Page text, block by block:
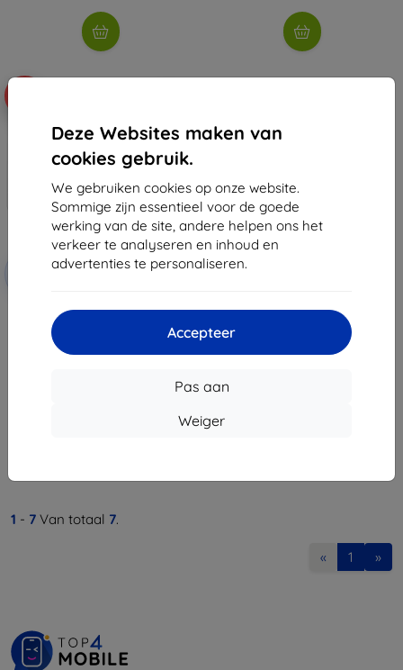
Deze Websites maken van
cookies gebruik.
We gebruiken cookies op onze website.
Sommige zijn essentieel voor de goede
werking van de site, andere helpen ons het
verkeer te analyseren en inhoud en
advertenties te personaliseren.
Accepteer
Pas aan
Weiger
Korting
met
EXTRA10
3MK FlexibleGlass Lite Oppo A93
Hybrid Glass Lite
1 - 7 Van totaal 7.
« 1 »